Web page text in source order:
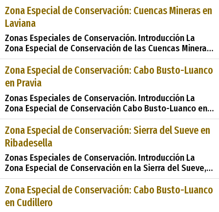
designada en el año 2003, representa un área de vital
importancia para la conservación de la avifauna en
Asturias. Con una extensión de 9907 hectáreas, este
espacio
Zona Especial de Conservación: Cuencas Mineras en
Laviana
Zonas Especiales de Conservación. Introducción La
Zona Especial de Conservación de las Cuencas Mineras
en Laviana, declarada en 2014 tras su propuesta como
Lugar de Importancia Comunitaria en 2004, abarca una
extensión de 13225 hectáreas distribuidas entre los
municipios de Aller, Langreo, Laviana, Mieres y San M
Zona Especial de Conservación: Cabo Busto-Luanco
en Pravia
Zonas Especiales de Conservación. Introducción La
Zona Especial de Conservación Cabo Busto-Luanco en
Pravia, designada como &#38;&#38;#35;34;Lugares de
Importancia Comunitaria&#38;&#38;#35;34; (LIC) en
2004 y posteriormente como &#38;&#38;#35;34;Zonas
Especiales de Conservaci
Zona Especial de Conservación: Sierra del Sueve en
Ribadesella
Zonas Especiales de Conservación. Introducción La
Zona Especial de Conservación en la Sierra del Sueve,
ubicada en el municipio de Ribadesella y compartiendo
territorios con Caravia, Colunga, Parres, y Piloña, es un
área de gran importancia ecológica y paisajística en el
Principado de Asturias, Espa&#24
Zona Especial de Conservación: Cabo Busto-Luanco
en Cudillero